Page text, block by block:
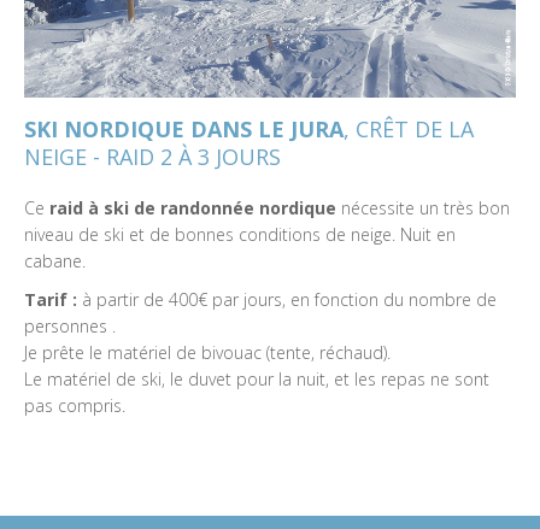
SKI NORDIQUE DANS LE JURA, CRÊT DE LA
NEIGE - RAID 2 À 3 JOURS
Ce raid à ski de randonnée nordique nécessite un très bon
niveau de ski et de bonnes conditions de neige. Nuit en
cabane.
Tarif : à partir de 400€ par jours, en fonction du nombre de
personnes .
Je prête le matériel de bivouac (tente, réchaud).
Le matériel de ski, le duvet pour la nuit, et les repas ne sont
pas compris.